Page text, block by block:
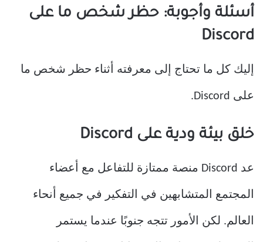
أسئلة وأجوبة: حظر شخص ما على
Discord
إليك كل ما تحتاج إلى معرفته أثناء حظر شخص ما
على Discord.
خلق بيئة ودية على Discord
عد Discord منصة ممتازة للتفاعل مع أعضاء
المجتمع المتشابهين في التفكير في جميع أنحاء
العالم. لكن الأمور تتجه جنوبًا عندما يستمر